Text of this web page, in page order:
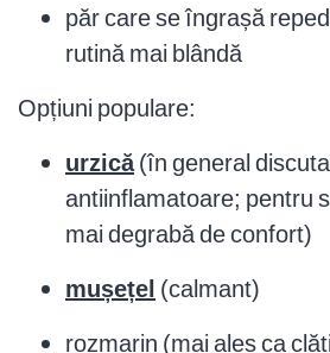
păr care se îngrașă
rutină mai blândă
Opțiuni populare:
urzică(în general
antiinflamatoare; pentru
mai degrabă de confort)
mușețel (calmant)
rozmarin (mai ales ca